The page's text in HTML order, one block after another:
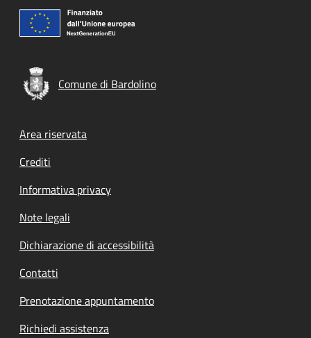
Comune di Bardolino
Footer menu
Area riservata
Crediti
Informativa privacy
Note legali
Dichiarazione di accessibilità
Contatti
Prenotazione appuntamento
Richiedi assistenza